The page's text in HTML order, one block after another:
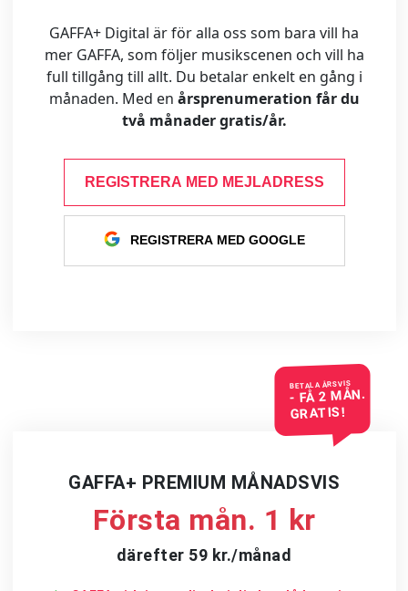
GAFFA+ Digital är för alla oss som bara vill ha
mer GAFFA, som följer musikscenen och vill ha
full tillgång till allt. Du betalar enkelt en gång i
månaden. Med en årsprenumeration får du
två månader gratis/år.
REGISTRERA MED MEJLADRESS
REGISTRERA MED GOOGLE
BETALA ÅRSVIS
- FÅ 2 MÅN.
GRATIS!
GAFFA+ PREMIUM MÅNADSVIS
Första mån. 1 kr
därefter 59 kr./månad